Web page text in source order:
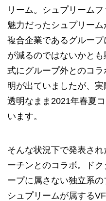
リーム。シュプリーム
魅力だったシュプリー
複合企業であるグルー
が減るのではないかと
式にグループ外とのコ
明が出ていましたが、
透明なまま2021年春夏
います。
そんな状況下で発表さ
ーチンとのコラボ。ド
ープに属さない独立系
シュプリームが属する